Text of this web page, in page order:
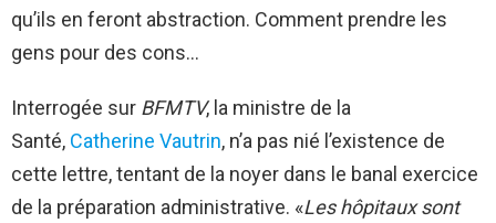
qu’ils en feront abstraction. Comment prendre les
gens pour des cons…
Interrogée sur BFMTV, la ministre de la
Santé, Catherine Vautrin, n’a pas nié l’existence de
cette lettre, tentant de la noyer dans le banal exercice
de la préparation administrative. «Les hôpitaux sont